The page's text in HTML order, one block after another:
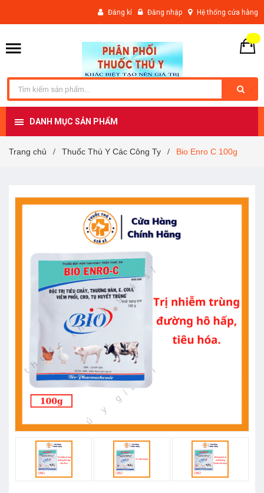
Đăng kí Đăng nhập Hệ thống cửa hàng
DANH MỤC SẢN PHẨM
Trang chủ / Thuốc Thú Y Các Công Ty / Bio Enro C 100g